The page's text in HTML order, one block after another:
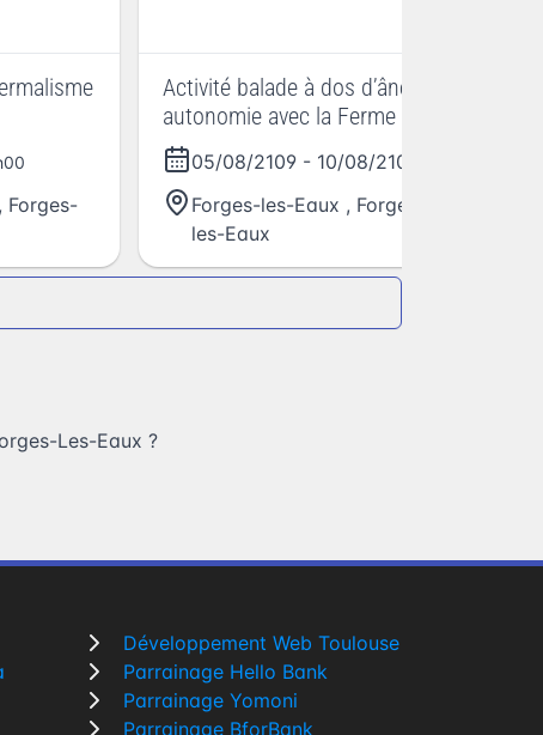
, Forges-
Activité balade à dos d’âne en
autonomie avec la Ferme de
Gerval
05/08/2109 - 10/08/2109
Forges-les-Eaux , Forges-
les-Eaux
Les-Eaux ?
Développement Web Toulouse
Parrainage Hello Bank
Parrainage Yomoni
Parrainage BforBank